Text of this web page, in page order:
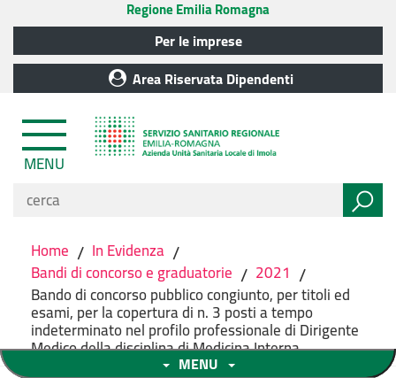
Regione Emilia Romagna
Per le imprese
Area Riservata Dipendenti
MENU
Home / In Evidenza /
Bandi di concorso e graduatorie / 2021 /
Bando di concorso pubblico congiunto, per titoli ed
esami, per la copertura di n. 3 posti a tempo
indeterminato nel profilo professionale di Dirigente
Medico della disciplina di Medicina Interna.
MENU